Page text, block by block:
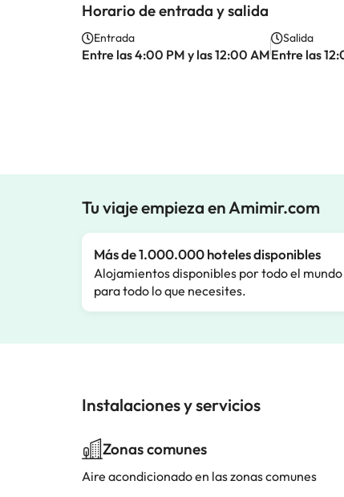
Horario de entrada y salida
Entrada
Entre las 4:00 PM y las 12:00 AM
Salida
Entre las
Tu viaje empieza en Amimir.com
Más de 1.000.000 hoteles disponibles
Alojamientos disponibles por todo el mundo
para todo lo que necesites.
Instalaciones y servicios
Zonas comunes
Aire acondicionado en las zonas comunes